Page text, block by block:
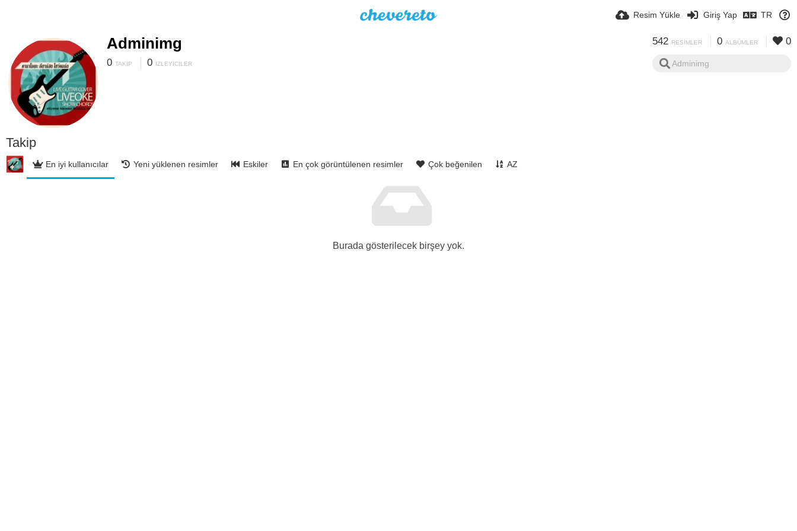
Resim Yükle Giriş Yap TR
Adminimg
0 TAKIP 0 İZLEYICILER
542 RESIMLER 0 ALBÜMLER 0
Takip
En iyi kullanıcılar Yeni yüklenen resimler Eskiler En çok görüntülenen resimler Çok beğenilen AZ
Burada gösterilecek birşey yok.